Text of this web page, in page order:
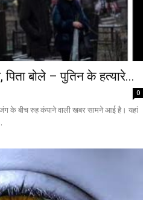
बोले – पुतिन के हत्यारे...
0
बीच रुह कंपाने वाली खबर सामने आई है। यहां